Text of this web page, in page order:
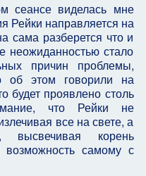
сеансе виделась мне
Рейки направляется на
сама разберется что и
неожиданностью стало
причин проблемы,
об этом говорили на
будет проявлено столь
что Рейки не
все на свете, а
высвечивая корень
самому с